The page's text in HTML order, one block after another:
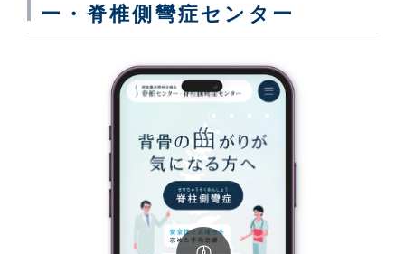
ー・脊椎側彎症センター